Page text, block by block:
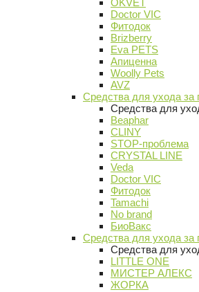
OKVET
Doctor VIC
Фитодок
Brizberry
Eva PETS
Апиценна
Woolly Pets
AVZ
Средства для ухода за
Средства для
Beaphar
CLINY
STOP-проблема
CRYSTAL LINE
Veda
Doctor VIC
Фитодок
Tamachi
No brand
БиоВакс
Средства для ухода за
Средства для
LITTLE ONE
МИСТЕР АЛЕКС
ЖОРКА